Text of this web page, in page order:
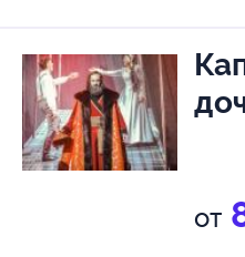
от